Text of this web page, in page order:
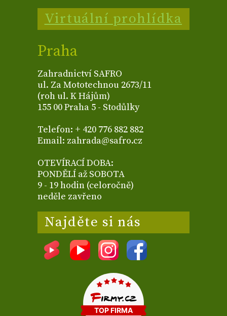
Virtuální prohlídka
Praha
Zahradnictví SAFRO
ul. Za Mototechnou 2673/11
(roh ul. K Hájům)
155 00 Praha 5 - Stodůlky
Telefon: + 420 776 882 882
Email: zahrada@safro.cz
OTEVÍRACÍ DOBA:
PONDĚLÍ až SOBOTA
9 - 19 hodin (celoročně)
neděle zavřeno
Najděte si nás